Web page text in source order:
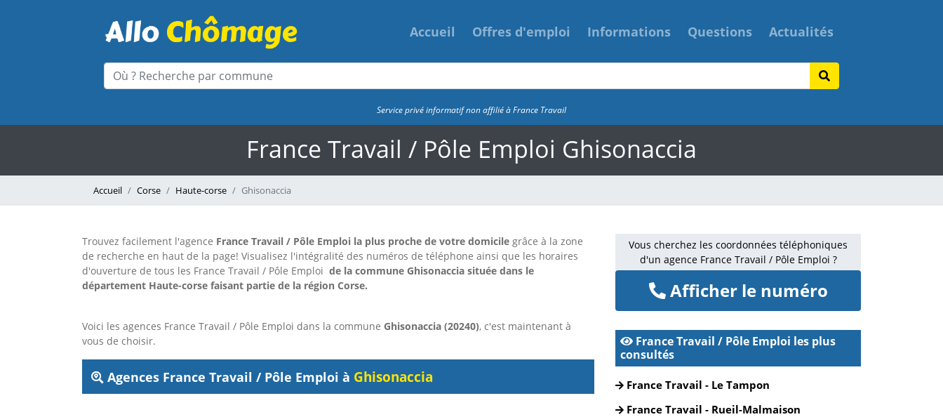
Accueil Offres d'emploi Informations Questions Actualités
Service privé informatif non affilié à France Travail
France Travail / Pôle Emploi Ghisonaccia
Accueil Corse Haute-corse Ghisonaccia
Trouvez facilement l'agence France Travail / Pôle Emploi la plus proche de votre domicile grâce à la zone
de recherche en haut de la page! Visualisez l'intégralité des numéros de téléphone ainsi que les horaires
d'ouverture de tous les France Travail / Pôle Emploi de la commune Ghisonaccia située dans le
département Haute-corse faisant partie de la région Corse.
Voici les agences France Travail / Pôle Emploi dans la commune Ghisonaccia (20240), c'est maintenant à
vous de choisir.
Agences France Travail / Pôle Emploi à Ghisonaccia
Vous cherchez les coordonnées téléphoniques
d'un agence France Travail / Pôle Emploi ?
Afficher le numéro
France Travail / Pôle Emploi les plus
consultés
France Travail - Le Tampon
France Travail - Rueil-Malmaison